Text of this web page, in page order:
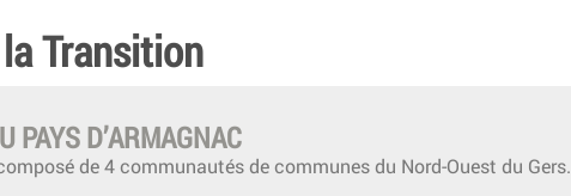
Transition
PAYS D’ARMAGNAC
de 4 communautés de communes du Nord-Ouest du Gers.